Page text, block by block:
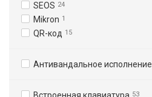
SEOS 24
Mikron 1
QR-код 15
Антивандальное исполнение
53